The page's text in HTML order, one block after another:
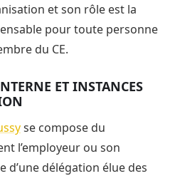
et son rôle est la
pour toute personne
du CE.
ET INSTANCES
se compose du
l’employeur ou son
d’une délégation élue des